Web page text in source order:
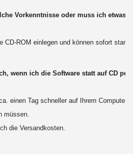
Vorkenntnisse oder muss ich etwas
CD-ROM einlegen und können sofort
wenn ich die Software statt auf CD per
einen Tag schneller auf Ihrem Computer,
müssen.
die Versandkosten.